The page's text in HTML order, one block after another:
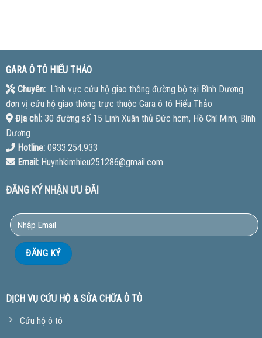
GARA Ô TÔ HIẾU THẢO
Chuyên:Lĩnh vực cứu hộ giao thông đường bộ tại Bình Dương.
đơn vị cứu hộ giao thông trực thuộc Gara ô tô Hiếu Thảo
Địa chỉ:30 đường số 15 Linh Xuân thủ Đức hcm, Hồ Chí Minh, Bình
Dương
Hotline:0933.254.933
Email:Huynhkimhieu251286@gmail.com
ĐĂNG KÝ NHẬN ƯU ĐÃI
DỊCH VỤ CỨU HỘ & SỬA CHỮA Ô TÔ
Cứu hộ ô tô